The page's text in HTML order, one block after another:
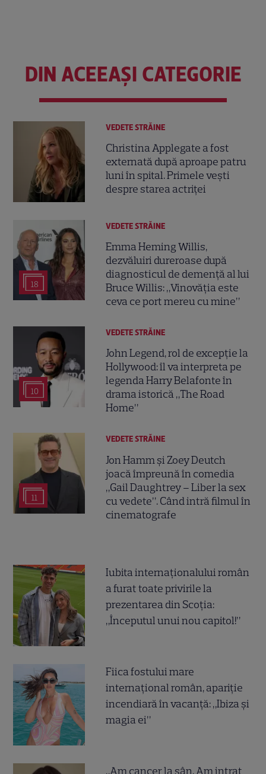
DIN ACEEAȘI CATEGORIE
VEDETE STRĂINE
Christina Applegate a fost
externată după aproape patru
luni în spital. Primele vești
despre starea actriței
18
VEDETE STRĂINE
Emma Heming Willis,
dezvăluiri dureroase după
diagnosticul de demență al lui
Bruce Willis: „Vinovăția este
ceva ce port mereu cu mine”
10
VEDETE STRĂINE
John Legend, rol de excepție la
Hollywood: îl va interpreta pe
legenda Harry Belafonte în
drama istorică „The Road
Home”
11
VEDETE STRĂINE
Jon Hamm și Zoey Deutch
joacă împreună în comedia
„Gail Daughtrey – Liber la sex
cu vedete”. Când intră filmul în
cinematografe
Iubita internaționalului român
a furat toate privirile la
prezentarea din Scoția:
„Începutul unui nou capitol!”
Fiica fostului mare
internațional român, apariție
incendiară în vacanță: „Ibiza și
magia ei”
„Am cancer la sân. Am intrat